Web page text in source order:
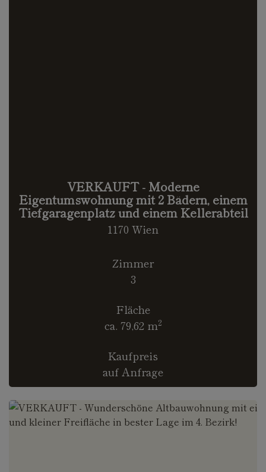
VERKAUFT - Moderne
Eigentumswohnung mit 2 Bädern, einem
Tiefgaragenplatz und einem Kellerabteil
1170 Wien
Zimmer
3
Fläche
ca. 79,62 m2
Kaufpreis
auf Anfrage